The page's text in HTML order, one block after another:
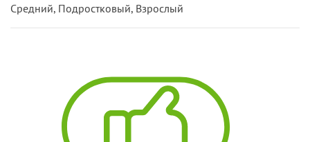
Средний, Подростковый, Взрослый